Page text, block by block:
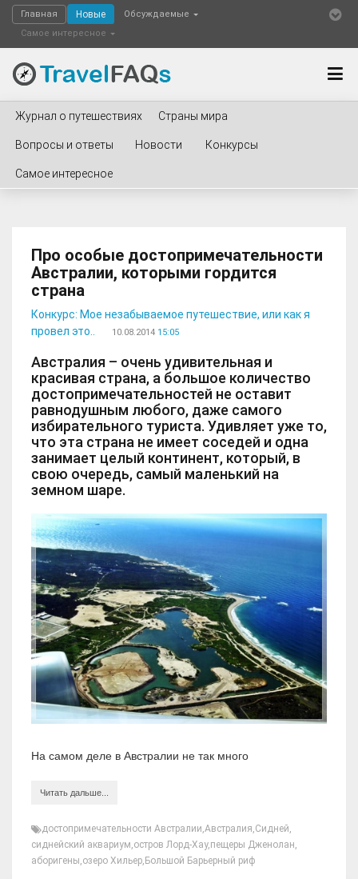
Главная Новые
Обсуждаемые
Самое интересное
Журнал о путешествиях Страны мира
Вопросы и ответы Новости Конкурсы
Самое интересное
Про особые достопримечательности
Австралии, которыми гордится
страна
Конкурс: Мое незабываемое путешествие, или как я
провел это..
10.08.2014 15:05
Австралия – очень удивительная и
красивая страна, а большое количество
достопримечательностей не оставит
равнодушным любого, даже самого
избирательного туриста. Удивляет уже то,
что эта страна не имеет соседей и одна
занимает целый континент, который, в
свою очередь, самый маленький на
земном шаре.
На самом деле в Австралии не так много
Читать дальше...
достопримечательности Австралии,Австралия,Сидней,
сиднейский аквариум,остров Лорд-Хау,пещеры Дженолан,
аборигены,озеро Хильер, Большой Барьерный риф